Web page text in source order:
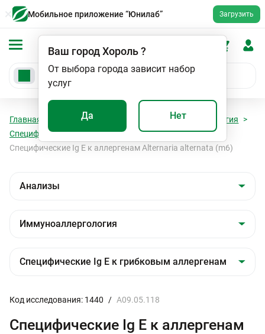
Мобильное приложение “Юнилаб” Загрузить
Ваш городХороль?
От выбора города зависит набор
услуг
Да Нет
Главная Анализы
Иммуноаллергология
Специфические Ig E к грибковым аллергенам
Специфические Ig E к аллергенам Alternaria alternata (m6)
Код исследования: 1440 / A09.05.118
Специфические Ig E к аллергенам